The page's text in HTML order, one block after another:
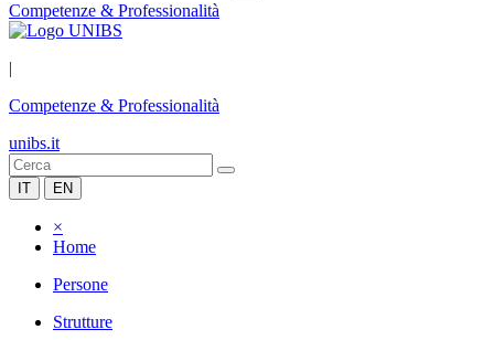
Competenze & Professionalità
|
Competenze & Professionalità
unibs.it
IT EN
×
Home
Persone
Strutture